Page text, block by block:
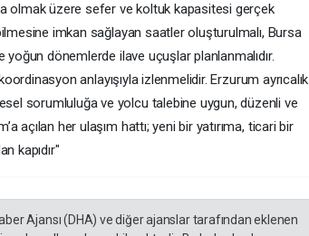
olmak üzere sefer ve koltuk kapasitesi gerçek
imkan sağlayan saatler oluşturulmalı, Bursa
dönemlerde ilave uçuşlar planlanmalıdır.
anlayışıyla izlenmelidir. Erzurum ayrıcalık
sorumluluğa ve yolcu talebine uygun, düzenli ve
açılan her ulaşım hattı; yeni bir yatırıma, ticari bir
kapıdır"
Ajansı (DHA) ve diğer ajanslar tarafından eklenen